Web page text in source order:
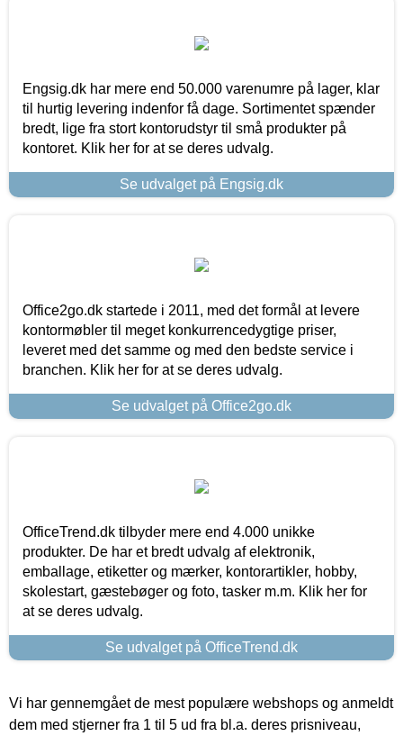
Engsig.dk har mere end 50.000 varenumre på lager, klar
til hurtig levering indenfor få dage. Sortimentet spænder
bredt, lige fra stort kontorudstyr til små produkter på
kontoret. Klik her for at se deres udvalg.
Se udvalget på Engsig.dk
Office2go.dk startede i 2011, med det formål at levere
kontormøbler til meget konkurrencedygtige priser,
leveret med det samme og med den bedste service i
branchen. Klik her for at se deres udvalg.
Se udvalget på Office2go.dk
OfficeTrend.dk tilbyder mere end 4.000 unikke
produkter. De har et bredt udvalg af elektronik,
emballage, etiketter og mærker, kontorartikler, hobby,
skolestart, gæstebøger og foto, tasker m.m. Klik her for
at se deres udvalg.
Se udvalget på OfficeTrend.dk
Vi har gennemgået de mest populære webshops og anmeldt
dem med stjerner fra 1 til 5 ud fra bl.a. deres prisniveau,